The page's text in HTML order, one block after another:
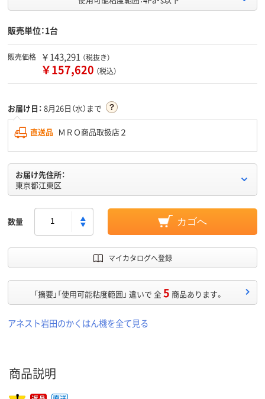
販売単位：1台
販売価格 ￥143,291 （税抜き）
￥157,620 （税込）
お届け日： 8月26日（水）まで
直送品 ＭＲＯ商品取扱店２
お届け先住所：
東京都江東区
数量 カゴへ
マイカタログへ登録
「摘要」「使用可能粘度範囲」 違いで 全5 商品あります。
アネスト岩田のかくはん機を全て見る
商品説明